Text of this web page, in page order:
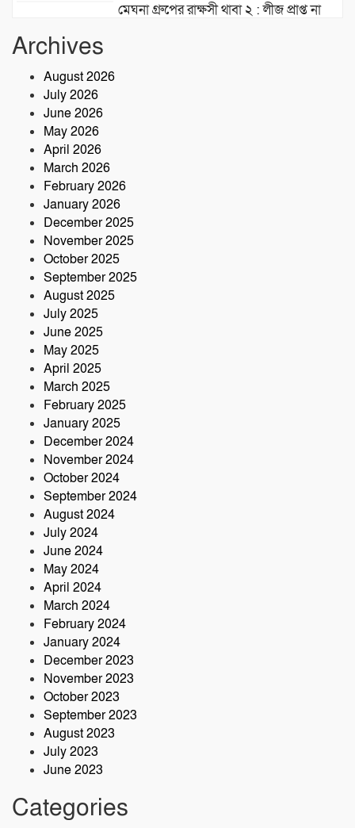
মেঘনা গ্রুপের রাক্ষসী থাবা ২ : লীজ প্রাপ্ত না
কৃষক ও গ্রামীণ অর্থনীতি বদলে দিতে পলাশে
‘পার্টনার’ কংগ্রেস অনুষ্ঠিত
Archives
August 2026
July 2026
June 2026
May 2026
April 2026
March 2026
February 2026
January 2026
December 2025
November 2025
October 2025
September 2025
August 2025
July 2025
June 2025
May 2025
April 2025
March 2025
February 2025
January 2025
December 2024
November 2024
October 2024
September 2024
August 2024
July 2024
June 2024
May 2024
April 2024
March 2024
February 2024
January 2024
December 2023
November 2023
October 2023
September 2023
August 2023
July 2023
June 2023
Categories